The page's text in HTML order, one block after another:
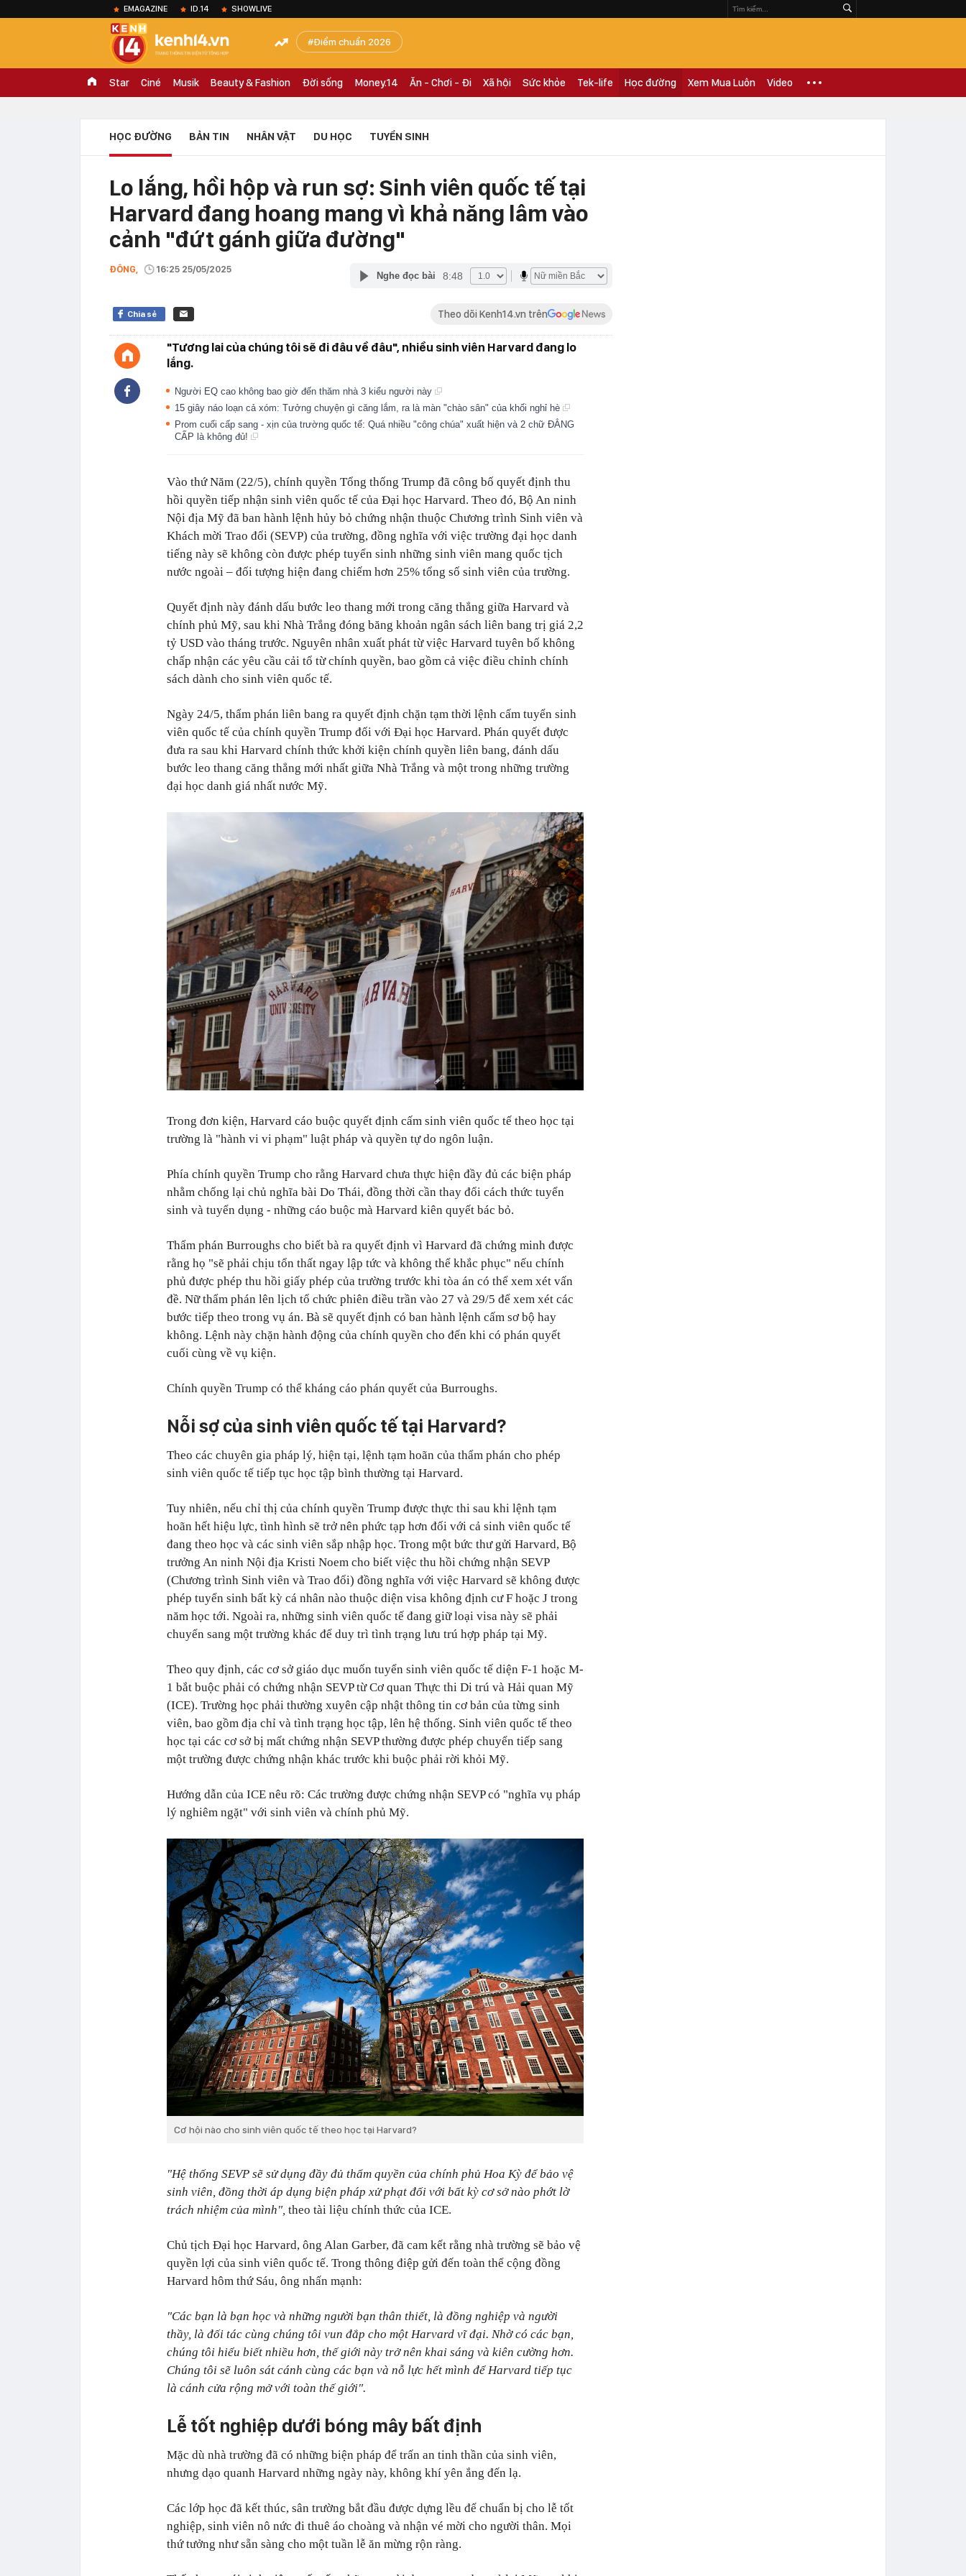
EMAGAZINE ID.14 SHOWLIVE
Điểm chuẩn 2026
Star Ciné Musik Beauty & Fashion Đời sống Money.14 Ăn - Chơi - Đi Xã hội Sức khỏe Tek-life Học đường Xem Mua Luôn Video
HỌC ĐƯỜNG BẢN TIN NHÂN VẬT DU HỌC TUYỂN SINH
Lo lắng, hồi hộp và run sợ: Sinh viên quốc tế tại
Harvard đang hoang mang vì khả năng lâm vào
cảnh "đứt gánh giữa đường"
ĐÔNG, 16:25 25/05/2025
Nghe đọc bài 8:48
Chia sẻ Theo dõi Kenh14.vn trên
"Tương lai của chúng tôi sẽ đi đâu về đâu", nhiều sinh viên Harvard đang lo
lắng.
Người EQ cao không bao giờ đến thăm nhà 3 kiểu người này
15 giây náo loạn cả xóm: Tưởng chuyện gì căng lắm, ra là màn "chào sân" của khối nghỉ hè
Prom cuối cấp sang - xịn của trường quốc tế: Quá nhiều "công chúa" xuất hiện và 2 chữ ĐẲNG
CẤP là không đủ!
Vào thứ Năm (22/5), chính quyền Tổng thống Trump đã công bố quyết định thu
hồi quyền tiếp nhận sinh viên quốc tế của Đại học Harvard. Theo đó, Bộ An ninh
Nội địa Mỹ đã ban hành lệnh hủy bỏ chứng nhận thuộc Chương trình Sinh viên và
Khách mời Trao đổi (SEVP) của trường, đồng nghĩa với việc trường đại học danh
tiếng này sẽ không còn được phép tuyển sinh những sinh viên mang quốc tịch
nước ngoài – đối tượng hiện đang chiếm hơn 25% tổng số sinh viên của trường.
Quyết định này đánh dấu bước leo thang mới trong căng thẳng giữa Harvard và
chính phủ Mỹ, sau khi Nhà Trắng đóng băng khoản ngân sách liên bang trị giá 2,2
tỷ USD vào tháng trước. Nguyên nhân xuất phát từ việc Harvard tuyên bố không
chấp nhận các yêu cầu cải tổ từ chính quyền, bao gồm cả việc điều chỉnh chính
sách dành cho sinh viên quốc tế.
Ngày 24/5, thẩm phán liên bang ra quyết định chặn tạm thời lệnh cấm tuyển sinh
viên quốc tế của chính quyền Trump đối với Đại học Harvard. Phán quyết được
đưa ra sau khi Harvard chính thức khởi kiện chính quyền liên bang, đánh dấu
bước leo thang căng thẳng mới nhất giữa Nhà Trắng và một trong những trường
đại học danh giá nhất nước Mỹ.
Trong đơn kiện, Harvard cáo buộc quyết định cấm sinh viên quốc tế theo học tại
trường là "hành vi vi phạm" luật pháp và quyền tự do ngôn luận.
Phía chính quyền Trump cho rằng Harvard chưa thực hiện đầy đủ các biện pháp
nhằm chống lại chủ nghĩa bài Do Thái, đồng thời cần thay đổi cách thức tuyển
sinh và tuyển dụng - những cáo buộc mà Harvard kiên quyết bác bỏ.
Thẩm phán Burroughs cho biết bà ra quyết định vì Harvard đã chứng minh được
rằng họ "sẽ phải chịu tổn thất ngay lập tức và không thể khắc phục" nếu chính
phủ được phép thu hồi giấy phép của trường trước khi tòa án có thể xem xét vấn
đề. Nữ thẩm phán lên lịch tổ chức phiên điều trần vào 27 và 29/5 để xem xét các
bước tiếp theo trong vụ án. Bà sẽ quyết định có ban hành lệnh cấm sơ bộ hay
không. Lệnh này chặn hành động của chính quyền cho đến khi có phán quyết
cuối cùng về vụ kiện.
Chính quyền Trump có thể kháng cáo phán quyết của Burroughs.
Nỗi sợ của sinh viên quốc tế tại Harvard?
Theo các chuyên gia pháp lý, hiện tại, lệnh tạm hoãn của thẩm phán cho phép
sinh viên quốc tế tiếp tục học tập bình thường tại Harvard.
Tuy nhiên, nếu chỉ thị của chính quyền Trump được thực thi sau khi lệnh tạm
hoãn hết hiệu lực, tình hình sẽ trở nên phức tạp hơn đối với cả sinh viên quốc tế
đang theo học và các sinh viên sắp nhập học. Trong một bức thư gửi Harvard, Bộ
trưởng An ninh Nội địa Kristi Noem cho biết việc thu hồi chứng nhận SEVP
(Chương trình Sinh viên và Trao đổi) đồng nghĩa với việc Harvard sẽ không được
phép tuyển sinh bất kỳ cá nhân nào thuộc diện visa không định cư F hoặc J trong
năm học tới. Ngoài ra, những sinh viên quốc tế đang giữ loại visa này sẽ phải
chuyển sang một trường khác để duy trì tình trạng lưu trú hợp pháp tại Mỹ.
Theo quy định, các cơ sở giáo dục muốn tuyển sinh viên quốc tế diện F-1 hoặc M-
1 bắt buộc phải có chứng nhận SEVP từ Cơ quan Thực thi Di trú và Hải quan Mỹ
(ICE). Trường học phải thường xuyên cập nhật thông tin cơ bản của từng sinh
viên, bao gồm địa chỉ và tình trạng học tập, lên hệ thống. Sinh viên quốc tế theo
học tại các cơ sở bị mất chứng nhận SEVP thường được phép chuyển tiếp sang
một trường được chứng nhận khác trước khi buộc phải rời khỏi Mỹ.
Hướng dẫn của ICE nêu rõ: Các trường được chứng nhận SEVP có "nghĩa vụ pháp
lý nghiêm ngặt" với sinh viên và chính phủ Mỹ.
Cơ hội nào cho sinh viên quốc tế theo học tại Harvard?
"Hệ thống SEVP sẽ sử dụng đầy đủ thẩm quyền của chính phủ Hoa Kỳ để bảo vệ
sinh viên, đồng thời áp dụng biện pháp xử phạt đối với bất kỳ cơ sở nào phớt lờ
trách nhiệm của mình", theo tài liệu chính thức của ICE.
Chủ tịch Đại học Harvard, ông Alan Garber, đã cam kết rằng nhà trường sẽ bảo vệ
quyền lợi của sinh viên quốc tế. Trong thông điệp gửi đến toàn thể cộng đồng
Harvard hôm thứ Sáu, ông nhấn mạnh:
"Các bạn là bạn học và những người bạn thân thiết, là đồng nghiệp và người
thầy, là đối tác cùng chúng tôi vun đắp cho một Harvard vĩ đại. Nhờ có các bạn,
chúng tôi hiểu biết nhiều hơn, thế giới này trở nên khai sáng và kiên cường hơn.
Chúng tôi sẽ luôn sát cánh cùng các bạn và nỗ lực hết mình để Harvard tiếp tục
là cánh cửa rộng mở với toàn thế giới".
Lễ tốt nghiệp dưới bóng mây bất định
Mặc dù nhà trường đã có những biện pháp để trấn an tinh thần của sinh viên,
nhưng dạo quanh Harvard những ngày này, không khí yên ắng đến lạ.
Các lớp học đã kết thúc, sân trường bắt đầu được dựng lều để chuẩn bị cho lễ tốt
nghiệp, sinh viên nô nức đi thuê áo choàng và nhận vé mời cho người thân. Mọi
thứ tưởng như sẵn sàng cho một tuần lễ ăn mừng rộn ràng.